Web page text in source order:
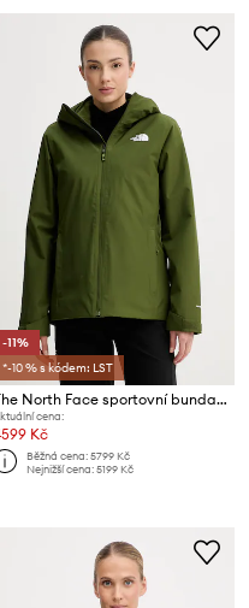
-11%
*-10 % s kódem: LST
The North Face sportovní bunda dámská QUEST
cena:
Kč
Běžná cena:5799 Kč
Nejnižší cena:5199 Kč